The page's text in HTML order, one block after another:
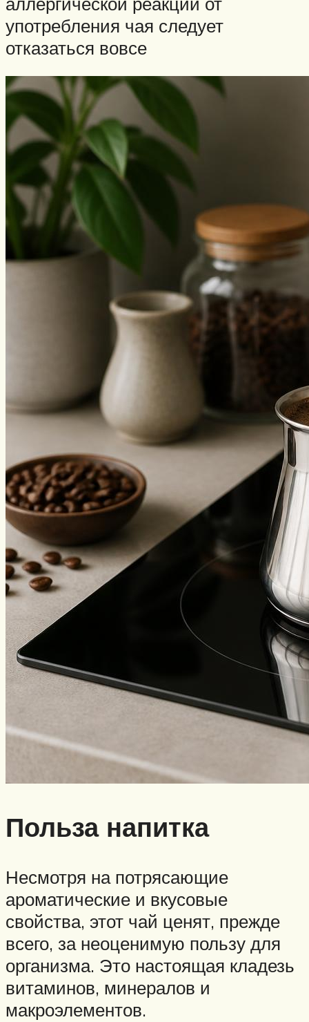
употребления чая следует
отказаться вовсе
Польза напитка
Несмотря на потрясающие
ароматические и вкусовые
свойства, этот чай ценят, прежде
всего, за неоценимую пользу для
организма. Это настоящая кладезь
витаминов, минералов и
макроэлементов.